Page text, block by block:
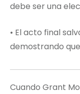
debe ser una
• El acto final
demostrando
Cuando Grant